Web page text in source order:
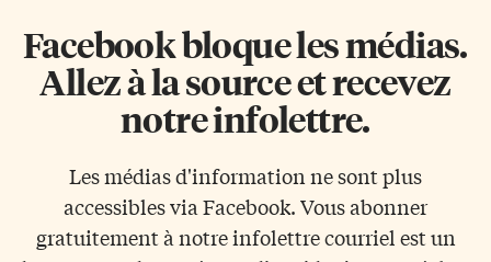
Facebook bloque les médias.
Allez à la source et recevez
notre infolettre.
Les médias d'information ne sont plus
accessibles via Facebook. Vous abonner
gratuitement à notre infolettre courriel est un